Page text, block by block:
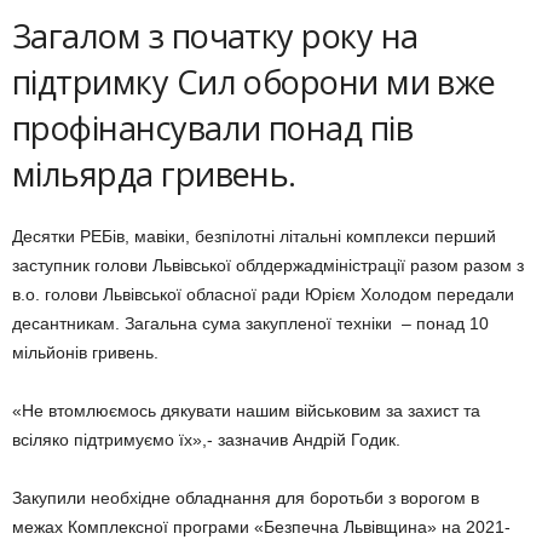
Загалом з початку року на
підтримку Сил оборони ми вже
профінансували понад пів
мільярда гривень.
Десятки РЕБів, мавіки, безпілотні літальні комплекси перший
заступник голови Львівської облдержадміністрації разом разом з
в.о. голови Львівської обласної ради Юрієм Холодом передали
десантникам. Загальна сума закупленої техніки – понад 10
мільйонів гривень.
«Не втомлюємось дякувати нашим військовим за захист та
всіляко підтримуємо їх»,- зазначив Андрій Годик.
Закупили необхідне обладнання для боротьби з ворогом в
межах Комплексної програми «Безпечна Львівщина» на 2021-